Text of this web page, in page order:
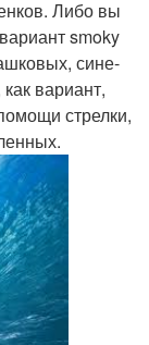
Либо вы
smoky
сине-
вариант,
стрелки,